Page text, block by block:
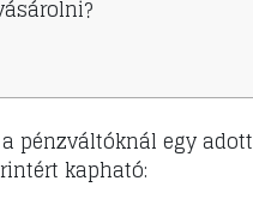
pénzváltóknál egy adott
kapható: